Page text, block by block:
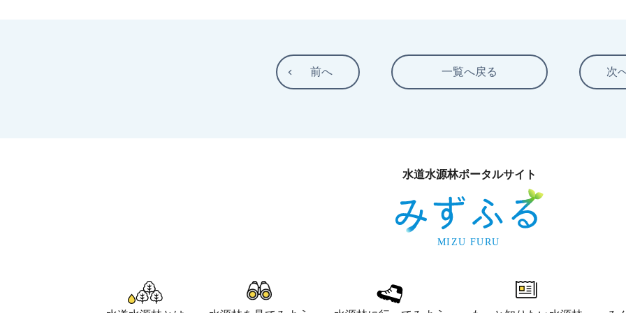
前へ 一覧へ戻る 次
水道水源林ポータルサイト